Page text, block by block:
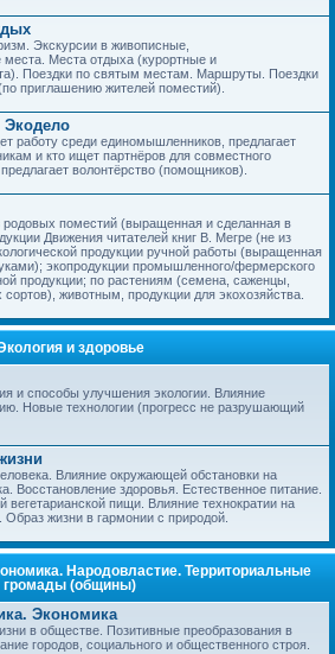
Экскурсии в живописные,
места. Места отдыха (курортные и
Поездки по святым местам. Маршруты. Поездки
приглашению жителей поместий).
Экодело
работу среди единомышленников, предлагает
и кто ищет партнёров для совместного
волонтёрство (помощников).
родовых поместий (выращенная и сделанная в
Движения читателей книг В. Мегре (не из
продукции ручной работы (выращенная
экопродукции промышленного/фермерского
продукции; по растениям (семена, саженцы,
животным, продукции для экохозяйства.
и здоровье
и способы улучшения экологии. Влияние
Новые технологии (прогресс не разрушающий
Влияние окружающей обстановки на
Восстановление здоровья. Естественное питание.
вегетарианской пищи. Влияние технократии на
Образ жизни в гармонии с природой.
Народовластие. Территориальные
громады (общины)
Экономика
в обществе. Позитивные преобразования в
городов, социального и общественного строя.